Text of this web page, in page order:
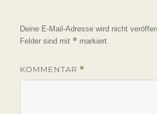
Deine E-Mail-Adresse wird nicht
Felder sind mit * markiert
KOMMENTAR *